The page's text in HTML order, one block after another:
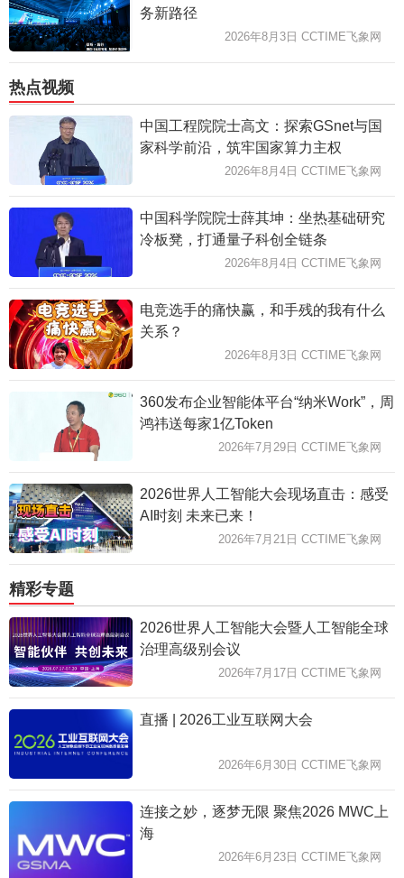
务新路径
2026年8月3日 CCTIME飞象网
热点视频
中国工程院院士高文：探索GSnet与国
家科学前沿，筑牢国家算力主权
2026年8月4日 CCTIME飞象网
中国科学院院士薛其坤：坐热基础研究
冷板凳，打通量子科创全链条
2026年8月4日 CCTIME飞象网
电竞选手的痛快赢，和手残的我有什么
关系？
2026年8月3日 CCTIME飞象网
360发布企业智能体平台“纳米Work”，周
鸿祎送每家1亿Token
2026年7月29日 CCTIME飞象网
2026世界人工智能大会现场直击：感受
AI时刻 未来已来！
2026年7月21日 CCTIME飞象网
精彩专题
2026世界人工智能大会暨人工智能全球
治理高级别会议
2026年7月17日 CCTIME飞象网
直播 | 2026工业互联网大会
2026年6月30日 CCTIME飞象网
连接之妙，逐梦无限 聚焦2026 MWC上
海
2026年6月23日 CCTIME飞象网